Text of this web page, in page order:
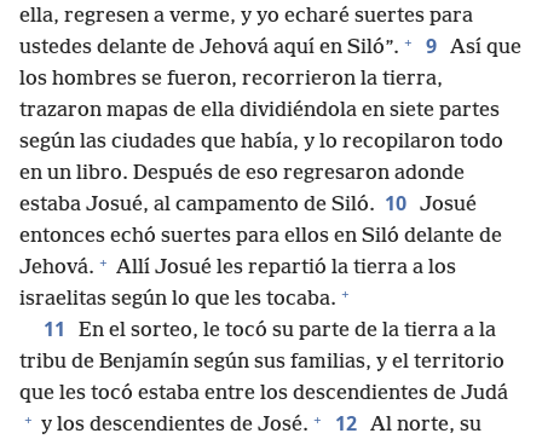
ella, regresen a verme, y yo echaré suertes para
ustedes delante de Jehová aquí en Siló”. + 9 Así que
los hombres se fueron, recorrieron la tierra,
trazaron mapas de ella dividiéndola en siete partes
según las ciudades que había, y lo recopilaron todo
en un libro. Después de eso regresaron adonde
estaba Josué, al campamento de Siló. 10 Josué
entonces echó suertes para ellos en Siló delante de
Jehová. + Allí Josué les repartió la tierra a los
israelitas según lo que les tocaba. +
11
En el sorteo, le tocó su parte de la tierra a la
tribu de Benjamín según sus familias, y el territorio
que les tocó estaba entre los descendientes de Judá
+ y los descendientes de José. + 12 Al norte, su